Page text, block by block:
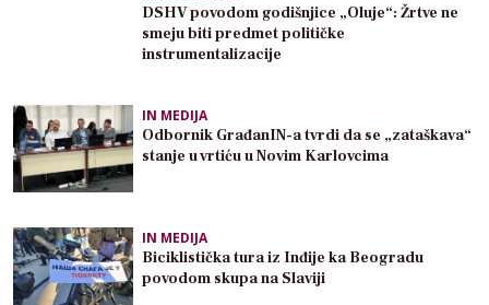
DSHV povodom godišnjice „Oluje“: Žrtve ne
smeju biti predmet političke
instrumentalizacije
IN MEDIJA
Odbornik GrađanIN-a tvrdi da se „zataškava“
stanje u vrtiću u Novim Karlovcima
IN MEDIJA
Biciklistička tura iz Inđije ka Beogradu
povodom skupa na Slaviji